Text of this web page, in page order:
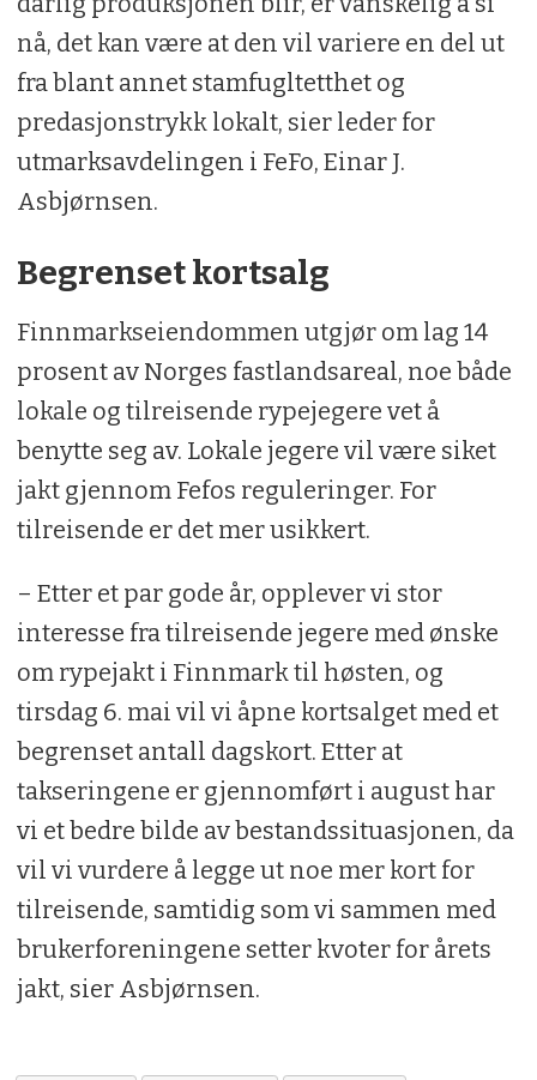
nå, det kan være at den vil variere en del ut
fra blant annet stamfugltetthet og
predasjonstrykk lokalt, sier leder for
utmarksavdelingen i FeFo, Einar J.
Asbjørnsen.
Begrenset kortsalg
Finnmarkseiendommen utgjør om lag 14
prosent av Norges fastlandsareal, noe både
lokale og tilreisende rypejegere vet å
benytte seg av. Lokale jegere vil være siket
jakt gjennom Fefos reguleringer. For
tilreisende er det mer usikkert.
– Etter et par gode år, opplever vi stor
interesse fra tilreisende jegere med ønske
om rypejakt i Finnmark til høsten, og
tirsdag 6. mai vil vi åpne kortsalget med et
begrenset antall dagskort. Etter at
takseringene er gjennomført i august har
vi et bedre bilde av bestandssituasjonen, da
vil vi vurdere å legge ut noe mer kort for
tilreisende, samtidig som vi sammen med
brukerforeningene setter kvoter for årets
jakt, sier Asbjørnsen.